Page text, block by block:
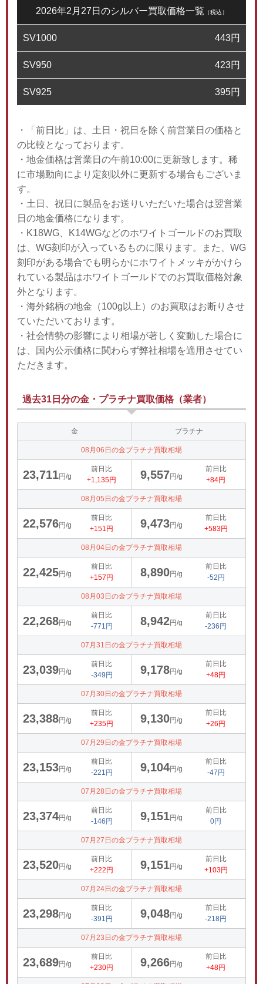
2026年2月27日のシルバー買取価格一覧 （税込）
SV1000 443円
SV950 423円
SV925 395円
・「前日比」は、土日・祝日を除く前営業日の価格と
の比較となっております。
・地金価格は営業日の午前10:00に更新致します。稀
に市場動向により定刻以外に更新する場合もございま
す。
・土日、祝日に製品をお送りいただいた場合は翌営業
日の地金価格になります。
・K18WG、K14WGなどのホワイトゴールドのお買取
は、WG刻印が入っているものに限ります。また、WG
刻印がある場合でも明らかにホワイトメッキがかけら
れている製品はホワイトゴールドでのお買取価格対象
外となります。
・海外銘柄の地金（100g以上）のお買取はお断りさせ
ていただいております。
・社会情勢の影響により相場が著しく変動した場合に
は、国内公示価格に関わらず弊社相場を適用させてい
ただきます。
過去31日分の金・プラチナ買取価格（業者）
金 プラチナ
08月06日の金プラチナ買取相場
23,711円/g
前日比
+1,135円
9,557円/g
前日比
+84円
08月05日の金プラチナ買取相場
22,576円/g
前日比
+151円
9,473円/g
前日比
+583円
08月04日の金プラチナ買取相場
22,425円/g
前日比
+157円
8,890円/g
前日比
-52円
08月03日の金プラチナ買取相場
22,268円/g
前日比
-771円
8,942円/g
前日比
-236円
07月31日の金プラチナ買取相場
23,039円/g
前日比
-349円
9,178円/g
前日比
+48円
07月30日の金プラチナ買取相場
23,388円/g
前日比
+235円
9,130円/g
前日比
+26円
07月29日の金プラチナ買取相場
23,153円/g
前日比
-221円
9,104円/g
前日比
-47円
07月28日の金プラチナ買取相場
23,374円/g
前日比
-146円
9,151円/g
前日比
0円
07月27日の金プラチナ買取相場
23,520円/g
前日比
+222円
9,151円/g
前日比
+103円
07月24日の金プラチナ買取相場
23,298円/g
前日比
-391円
9,048円/g
前日比
-218円
07月23日の金プラチナ買取相場
23,689円/g
前日比
+230円
9,266円/g
前日比
+48円